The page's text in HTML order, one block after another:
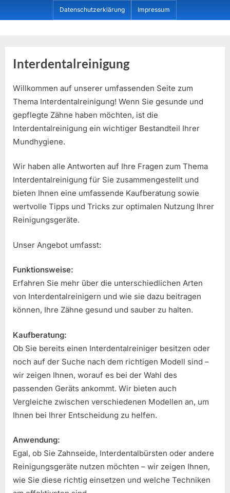
to
Datenschutzerklärung Impressum
Interdentalreinigung
Willkommen auf unserer umfassenden Seite zum
Thema Interdentalreinigung! Wenn Sie gesunde und
gepflegte Zähne haben möchten, ist die
Interdentalreinigung ein wichtiger Bestandteil Ihrer
Mundhygiene.
Wir haben alle Antworten auf Ihre Fragen zum Thema
Interdentalreinigung für Sie zusammengestellt und
bieten Ihnen eine umfassende Kaufberatung sowie
wertvolle Tipps und Tricks zur optimalen Nutzung Ihrer
Reinigungsgeräte.
Unser Angebot umfasst:
Funktionsweise:
Erfahren Sie mehr über die unterschiedlichen Arten
von Interdentalreinigern und wie sie dazu beitragen
können, Ihre Zähne gesund und sauber zu halten.
Kaufberatung:
Ob Sie bereits einen Interdentalreiniger besitzen oder
noch auf der Suche nach dem richtigen Modell sind –
wir zeigen Ihnen, worauf es bei der Wahl des
passenden Geräts ankommt. Wir bieten auch
Vergleiche zwischen verschiedenen Modellen an, um
Ihnen bei Ihrer Entscheidung zu helfen.
Anwendung:
Egal, ob Sie Zahnseide, Interdentalbürsten oder andere
Reinigungsgeräte nutzen möchten – wir zeigen Ihnen,
wie Sie diese richtig einsetzen und welche Techniken